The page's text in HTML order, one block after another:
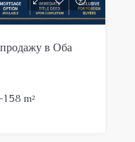
в Оба
158 m²